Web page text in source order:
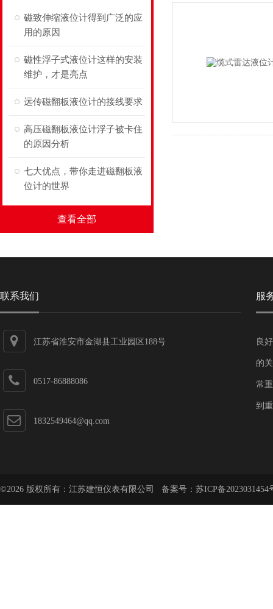
磁致伸缩液位计得到广泛的应
用的原因
磁性浮子式液位计这样的安装
维护，才是亮点
远传磁翻板液位计的接线要求
高压磁翻板液位计浮子被卡住
的原因分析
七大优点，带你走进磁翻板液
位计的世界
查看全部
联系我们
江苏省淮安市金湖县工业园区188号
0517-86888086
1832549464@qq.com
服
良
的
常
到
©2026 版权所有：江苏建恒仪表有限公司 备案号： 苏ICP备2023031454